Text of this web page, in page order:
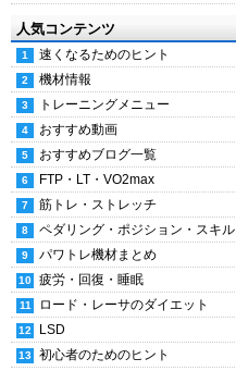
人気コンテンツ
速くなるためのヒント
機材情報
トレーニングメニュー
おすすめ動画
おすすめブログ一覧
FTP・LT・VO2max
筋トレ・ストレッチ
ペダリング・ポジション・スキル
パワトレ機材まとめ
疲労・回復・睡眠
ロード・レーサのダイエット
LSD
初心者のためのヒント